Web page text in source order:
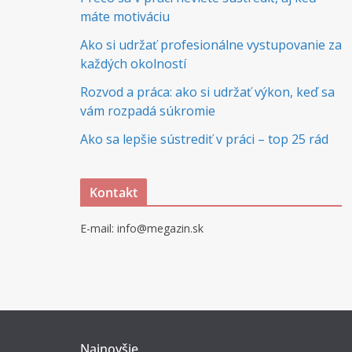
máte motiváciu
Ako si udržať profesionálne vystupovanie za
každých okolností
Rozvod a práca: ako si udržať výkon, keď sa
vám rozpadá súkromie
Ako sa lepšie sústrediť v práci – top 25 rád
Kontakt
E-mail: info@megazin.sk